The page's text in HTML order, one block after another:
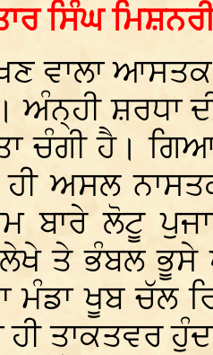
ਸਿੰਘ
ਵਾਲਾ ਆਸਤਕ
ਅੰਨ੍ਹੀ ਸ਼ਰਧਾ
ਚੰਗੀ ਹੈ।
ਅਸਲ
ਬਾਰੇ ਲੋਟੂ
ਤੇ ਭੰਬਲ ਭੂਸੇ
ਮੰਡਾ ਖੂਬ ਚੱਲ
ਹੀ ਤਾਕਤਵਰ